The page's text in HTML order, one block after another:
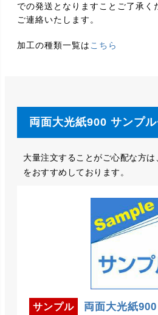
での発送となりますことご了承く
ご連絡いたします。
加工の種類一覧は こちら
両面大光紙900 サンプル
大量注文することがご心配な方は
をおすすめしております。
サンプル
両面大光紙